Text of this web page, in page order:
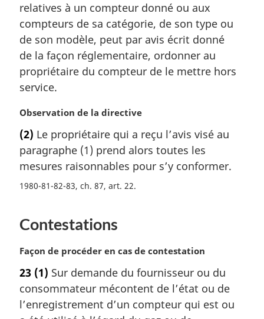
g
i
n
a
e
:
relatives à un compteur donné ou aux
compteurs de sa catégorie, de son type ou
de son modèle, peut par avis écrit donné
de la façon réglementaire, ordonner au
propriétaire du compteur de le mettre hors
service.
N
t
e
m
r
n
l
e
Observation de la directive
(2) Le propriétaire qui a reçu l’avis visé au
paragraphe (1) prend alors toutes les
mesures raisonnables pour s’y conformer.
1980-81-82-83, ch. 87, art. 22
Contestations
N
t
e
m
a
Façon de procéder en cas de contestation
23 (1) Sur demande du fournisseur ou du
consommateur mécontent de l’état ou de
l’enregistrement d’un compteur qui est ou